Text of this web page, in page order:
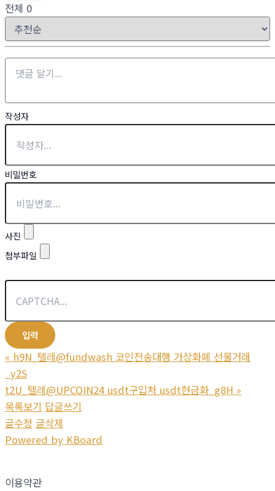
전체 0
작성자
비밀번호
사진
첨부파일
« h9N_텔레@fundwash 코인전송대행 가상화폐 선물거래
_y2S
t2U_텔레@UPCOIN24 usdt구입처 usdt현금화_g8H »
목록보기 답글쓰기
글수정 글삭제
Powered by KBoard
이용약관